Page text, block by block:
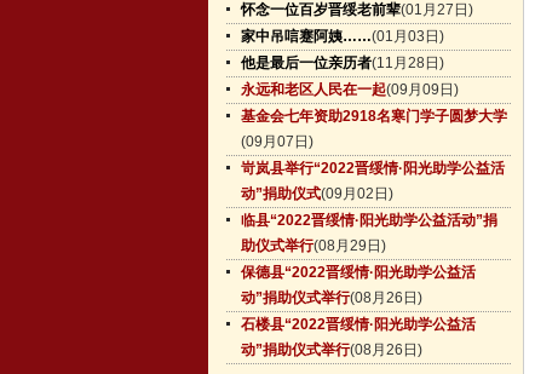
怀念一位百岁晋绥老前辈(01月27日)
家中吊唁蹇阿姨……(01月03日)
他是最后一位亲历者(11月28日)
永远和老区人民在一起(09月09日)
基金会七年资助2918名寒门学子圆梦大学
(09月07日)
岢岚县举行“2022晋绥情·阳光助学公益活
动”捐助仪式(09月02日)
临县“2022晋绥情·阳光助学公益活动”捐
助仪式举行(08月29日)
保德县“2022晋绥情·阳光助学公益活
动”捐助仪式举行(08月26日)
石楼县“2022晋绥情·阳光助学公益活
动”捐助仪式举行(08月26日)